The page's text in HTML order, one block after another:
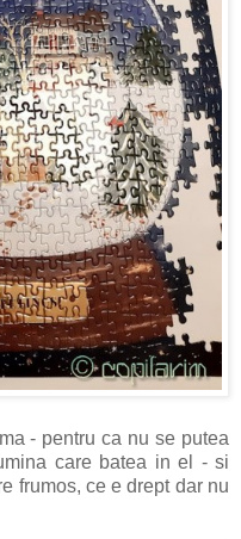
- pentru ca nu se putea
care batea in el - si
frumos, ce e drept dar nu